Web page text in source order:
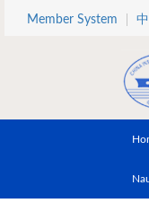
Skip to main content
Member System